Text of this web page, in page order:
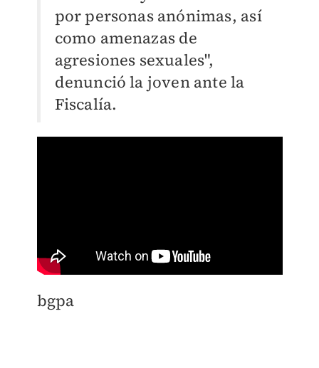
por personas anónimas, así
como amenazas de
agresiones sexuales",
denunció la joven ante la
Fiscalía.
bgpa